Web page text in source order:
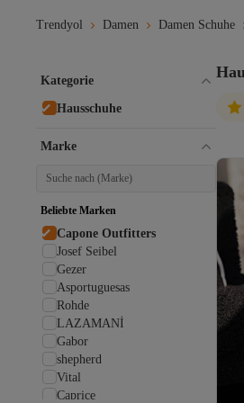
Trendyol Damen Damen Schuhe
Kategorie
Hausschuhe
Marke
Beliebte Marken
Capone Outfitters
Josef Seibel
Gezer
Asportuguesas
Rohde
LAZAMANİ
Gabor
shepherd
Vital
Caprice